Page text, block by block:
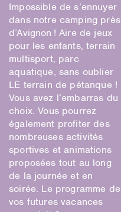
Impossible de s’ennuyer
dans notre camping près
d’Avignon ! Aire de jeux
pour les enfants, terrain
multisport, parc
aquatique, sans oublier
LE terrain de pétanque !
Vous avez l’embarras du
choix. Vous pourrez
également profiter des
nombreuses activités
sportives et animations
proposées tout au long
de la journée et en
soirée. Le programme de
vos futures vacances